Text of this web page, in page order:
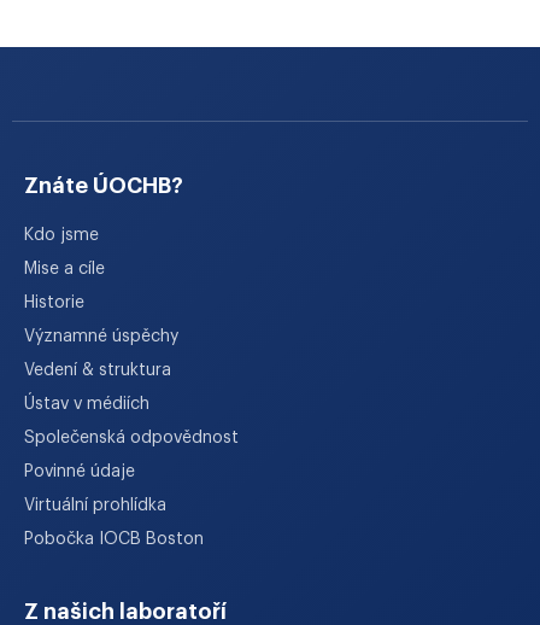
Znáte ÚOCHB?
Kdo jsme
Mise a cíle
Historie
Významné úspěchy
Vedení & struktura
Ústav v médiích
Společenská odpovědnost
Povinné údaje
Virtuální prohlídka
Pobočka IOCB Boston
Z našich laboratoří